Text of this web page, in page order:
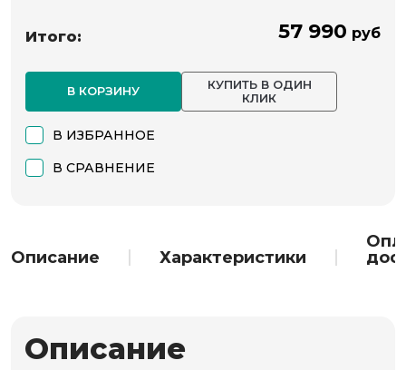
Итого: 57 990 руб
В КОРЗИНУ
КУПИТЬ В ОДИН
КЛИК
В ИЗБРАННОЕ
В СРАВНЕНИЕ
Описание Характеристики
Описание